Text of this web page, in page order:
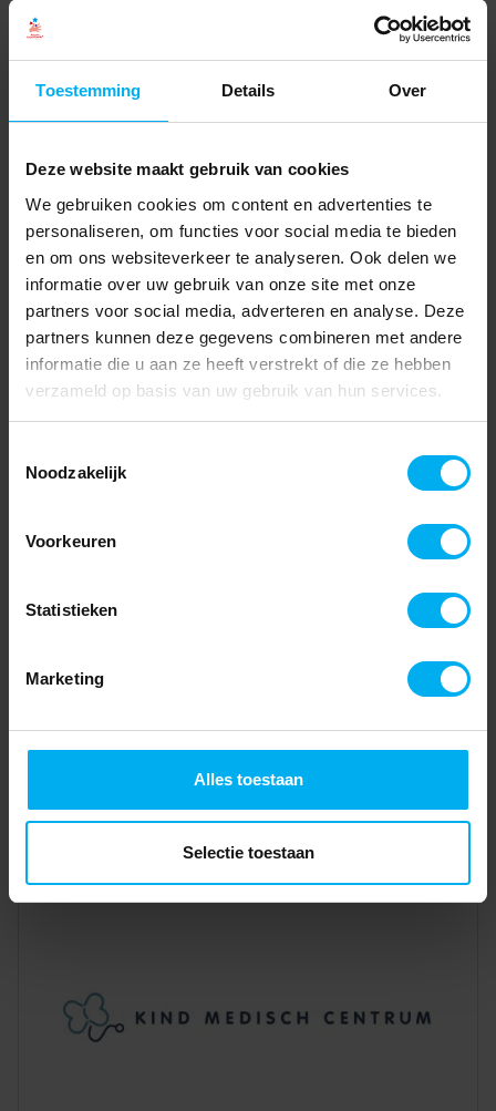
Toestemming Details Over
Deze website maakt gebruik van cookies
We gebruiken cookies om content en advertenties te
personaliseren, om functies voor social media te bieden
en om ons websiteverkeer te analyseren. Ook delen we
informatie over uw gebruik van onze site met onze
partners voor social media, adverteren en analyse. Deze
partners kunnen deze gegevens combineren met andere
informatie die u aan ze heeft verstrekt of die ze hebben
verzameld op basis van uw gebruik van hun services.
Noodzakelijk
Voorkeuren
Statistieken
Marketing
Alles toestaan
Selectie toestaan